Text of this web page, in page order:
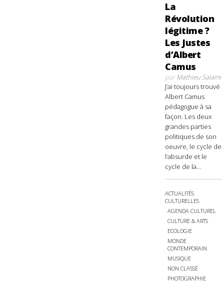
La
Révolution
légitime ?
Les Justes
d’Albert
Camus
parMathieu Salami
J’ai toujours trouvé
Albert Camus
pédagogue à sa
façon. Les deux
grandes parties
politiques de son
oeuvre, le cycle de
l’absurde et le
cycle de la...
ACTUALITÉS
CULTURELLES
AGENDA CULTUREL
CULTURE & ARTS
ECOLOGIE
MONDE
CONTEMPORAIN
MUSIQUE
NON CLASSÉ
PHOTOGRAPHIE